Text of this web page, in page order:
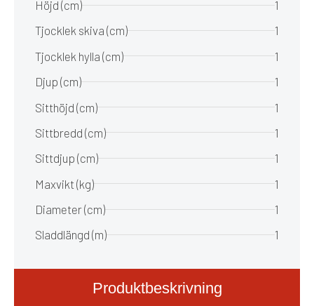
Produktbeskrivning
Höjd (cm)
1
Tjocklek skiva (cm)
1
Tjocklek hylla (cm)
1
Djup (cm)
1
Sitthöjd (cm)
1
Sittbredd (cm)
1
Sittdjup (cm)
1
Maxvikt (kg)
1
Diameter (cm)
1
Sladdlängd (m)
1